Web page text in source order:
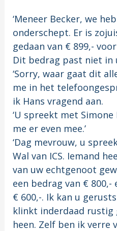
‘Meneer Becker, we
onderschept. Er is
gedaan van € 899,-
Dit bedrag past niet in
‘Sorry, waar gaat dit
me in het
ik Hans vragend aan.
‘U spreekt met
me er even mee.’
‘Dag mevrouw, u
Wal van ICS. Iemand
van uw echtgenoot
een bedrag van €
€ 600,-. Ik kan u
klinkt inderdaad rustig
heen. Zelf ben ik verre